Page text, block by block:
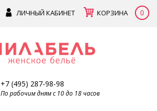
ЛИЧНЫЙ КАБИНЕТ КОРЗИНА 0
+7 (495) 287-98-98
По рабочим дням с 10 до 18 часов